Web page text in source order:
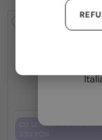
CU LENTILĂ